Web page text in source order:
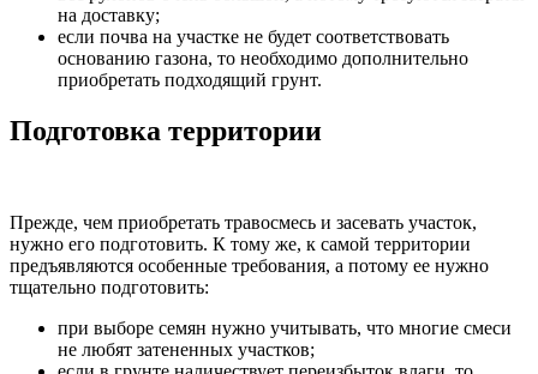
на доставку;
если почва на участке не будет соответствовать
основанию газона, то необходимо дополнительно
приобретать подходящий грунт.
Подготовка территории
Прежде, чем приобретать травосмесь и засевать участок,
нужно его подготовить. К тому же, к самой территории
предъявляются особенные требования, а потому ее нужно
тщательно подготовить:
при выборе семян нужно учитывать, что многие смеси
не любят затененных участков;